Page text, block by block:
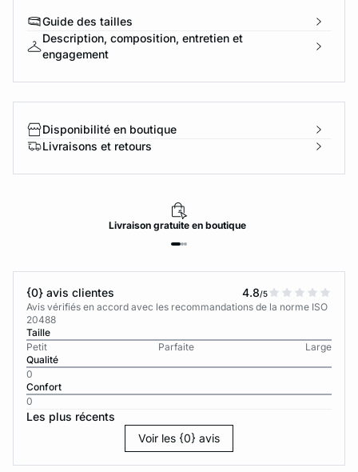
Guide des tailles
Description, composition, entretien et
engagement
Disponibilité en boutique
Livraisons et retours
Livraisongratuiteen boutique
{0} avis clientes 4.8/5
Avis vérifiés en accord avec les recommandations de la norme ISO
20488
Taille
Petit
Parfaite
Large
Qualité
0
Confort
0
Les plus récents
Voir les {0} avis